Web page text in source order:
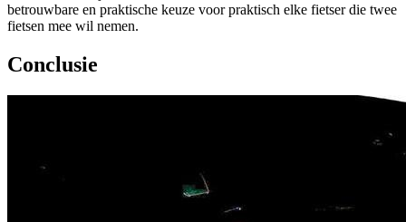
betrouwbare en praktische keuze voor praktisch elke fietser die twee
fietsen mee wil nemen.
Conclusie